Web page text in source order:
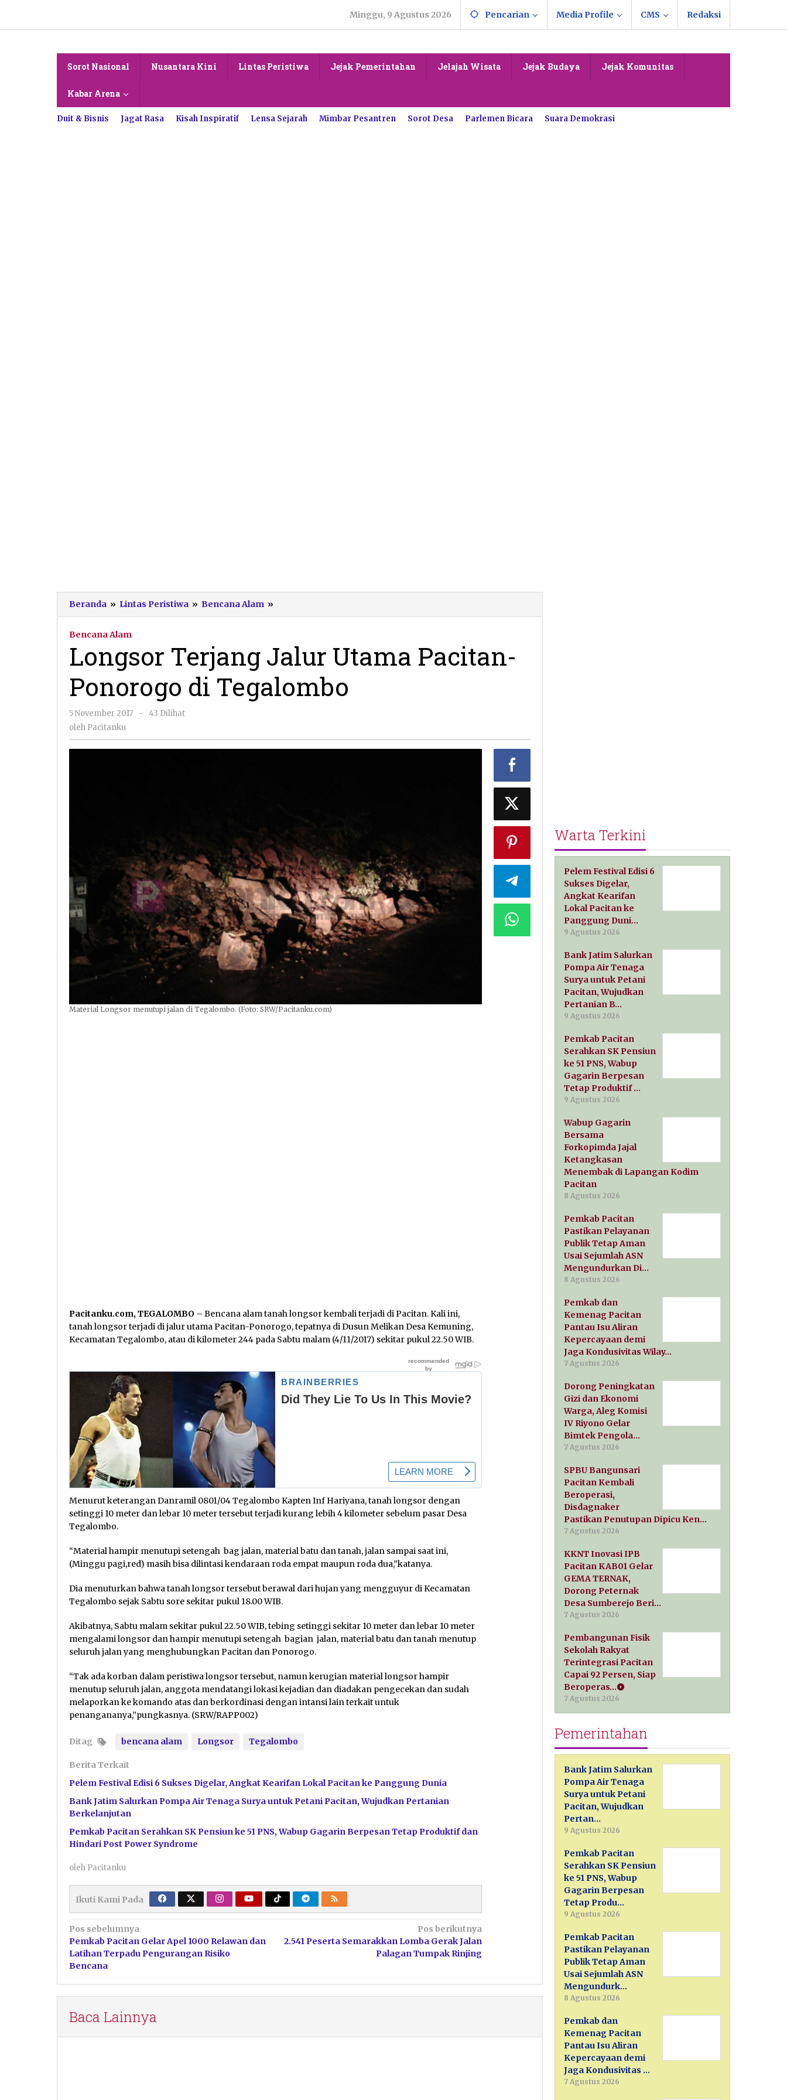
konten
Minggu, 9 Agustus 2026 Pencarian Media Profile CMS Redaksi
Sorot Nasional Nusantara Kini Lintas Peristiwa Jejak Pemerintahan Jelajah Wisata Jejak Budaya Jejak Komunitas
Kabar Arena
Duit & Bisnis Jagat Rasa Kisah Inspiratif Lensa Sejarah Mimbar Pesantren Sorot Desa Parlemen Bicara Suara Demokrasi
Beranda » Lintas Peristiwa » Bencana Alam »
Terjang
Pacitan-
Ponorogo
di
Tegalombo
Bencana Alam
Longsor Terjang Jalur Utama Pacitan-
Ponorogo di Tegalombo
5 November 2017
oleh
-
43 Dilihat
oleh Pacitanku
Material Longsor menutupi jalan di Tegalombo. (Foto: SRW/Pacitanku.com)
Pacitanku.com, TEGALOMBO – Bencana alam tanah longsor kembali terjadi di Pacitan. Kali ini,
tanah longsor terjadi di jalur utama Pacitan-Ponorogo, tepatnya di Dusun Melikan Desa Kemuning,
Kecamatan Tegalombo, atau di kilometer 244 pada Sabtu malam (4/11/2017) sekitar pukul 22.50 WIB.
Menurut keterangan Danramil 0801/04 Tegalombo Kapten Inf Hariyana, tanah longsor dengan
setinggi 10 meter dan lebar 10 meter tersebut terjadi kurang lebih 4 kilometer sebelum pasar Desa
Tegalombo.
“Material hampir menutupi setengah bag jalan, material batu dan tanah, jalan sampai saat ini,
(Minggu pagi,red) masih bisa dilintasi kendaraan roda empat maupun roda dua,”katanya.
Dia menuturkan bahwa tanah longsor tersebut berawal dari hujan yang mengguyur di Kecamatan
Tegalombo sejak Sabtu sore sekitar pukul 18.00 WIB.
Akibatnya, Sabtu malam sekitar pukul 22.50 WIB, tebing setinggi sekitar 10 meter dan lebar 10 meter
mengalami longsor dan hampir menutupi setengah bagian jalan, material batu dan tanah menutup
seluruh jalan yang menghubungkan Pacitan dan Ponorogo.
“Tak ada korban dalam peristiwa longsor tersebut, namun kerugian material longsor hampir
menutup seluruh jalan, anggota mendatangi lokasi kejadian dan diadakan pengecekan dan sudah
melaporkan ke komando atas dan berkordinasi dengan intansi lain terkait untuk
penangananya,”pungkasnya. (SRW/RAPP002)
Ditag bencana alam Longsor Tegalombo
Berita Terkait
Pelem Festival Edisi 6 Sukses Digelar, Angkat Kearifan Lokal Pacitan ke Panggung Dunia
Bank Jatim Salurkan Pompa Air Tenaga Surya untuk Petani Pacitan, Wujudkan Pertanian
Berkelanjutan
Pemkab Pacitan Serahkan SK Pensiun ke 51 PNS, Wabup Gagarin Berpesan Tetap Produktif dan
Hindari Post Power Syndrome
oleh Pacitanku
Ikuti Kami Pada
Navigasi
pos
Pos sebelumnya
Pemkab Pacitan Gelar Apel 1000 Relawan dan
Latihan Terpadu Pengurangan Risiko
Bencana
Pos berikutnya
2.541 Peserta Semarakkan Lomba Gerak Jalan
Palagan Tumpak Rinjing
Baca Lainnya
Warta Terkini
Pelem Festival Edisi 6
Sukses Digelar,
Angkat Kearifan
Lokal Pacitan ke
Panggung Duni…
9 Agustus 2026
Bank Jatim Salurkan
Pompa Air Tenaga
Surya untuk Petani
Pacitan, Wujudkan
Pertanian B…
9 Agustus 2026
Pemkab Pacitan
Serahkan SK Pensiun
ke 51 PNS, Wabup
Gagarin Berpesan
Tetap Produktif …
9 Agustus 2026
Wabup Gagarin
Bersama
Forkopimda Jajal
Ketangkasan
Menembak di Lapangan Kodim
Pacitan
8 Agustus 2026
Pemkab Pacitan
Pastikan Pelayanan
Publik Tetap Aman
Usai Sejumlah ASN
Mengundurkan Di…
8 Agustus 2026
Pemkab dan
Kemenag Pacitan
Pantau Isu Aliran
Kepercayaan demi
Jaga Kondusivitas Wilay…
7 Agustus 2026
Dorong Peningkatan
Gizi dan Ekonomi
Warga, Aleg Komisi
IV Riyono Gelar
Bimtek Pengola…
7 Agustus 2026
SPBU Bangunsari
Pacitan Kembali
Beroperasi,
Disdagnaker
Pastikan Penutupan Dipicu Ken…
7 Agustus 2026
KKNT Inovasi IPB
Pacitan KAB01 Gelar
GEMA TERNAK,
Dorong Peternak
Desa Sumberejo Beri…
7 Agustus 2026
Pembangunan Fisik
Sekolah Rakyat
Terintegrasi Pacitan
Capai 92 Persen, Siap
Beroperas…
7 Agustus 2026
Pemerintahan
Bank Jatim Salurkan
Pompa Air Tenaga
Surya untuk Petani
Pacitan, Wujudkan
Pertan…
9 Agustus 2026
Pemkab Pacitan
Serahkan SK Pensiun
ke 51 PNS, Wabup
Gagarin Berpesan
Tetap Produ…
9 Agustus 2026
Pemkab Pacitan
Pastikan Pelayanan
Publik Tetap Aman
Usai Sejumlah ASN
Mengundurk…
8 Agustus 2026
Pemkab dan
Kemenag Pacitan
Pantau Isu Aliran
Kepercayaan demi
Jaga Kondusivitas …
7 Agustus 2026